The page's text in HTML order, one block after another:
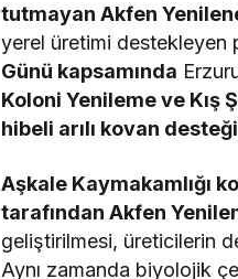
tutmayan Akfen
yerel üretimi
Günü kapsamında
Koloni Yenileme ve Kış
hibeli arılı kovan
Aşkale Kaymakamlığı
tarafından Akfen
geliştirilmesi, üreticilerin
Aynı zamanda biyolojik